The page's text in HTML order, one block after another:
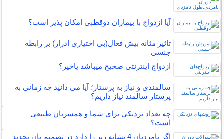
آیا ازدواج با بیماران دوقطبی امکان پذیر است؟
تاثیر مثانه بیش فعال(بی اختیاری ادرار) بر رابطه
جنسی
ازدواج اینترنتی صحیح میباشد یاخیر؟
سالمندی و نیاز به پرستار؛ آیا می دانید چه زمانی به
پرستار سالمند نیاز داریم؟
چه تعداد نزدیکی برای شما و همسرتان طبیعی
است؟
اگر نامزدتان 4 نشانه زیر را دارد در تصمیم تان تجدید